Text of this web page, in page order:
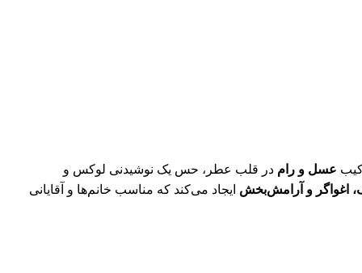
عسل و رام در قلب عطر، حس یک نوشیدنی لوکس و
اغواگر و آرامش‌بخش ایجاد می‌کند که مناسب خانم‌ها و آقایانی